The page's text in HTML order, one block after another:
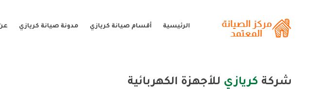
الرئيسية أقسام صيانة كريازي مدونة صيانة كريازي
شركة كريازي للأجهزة الكهربائية